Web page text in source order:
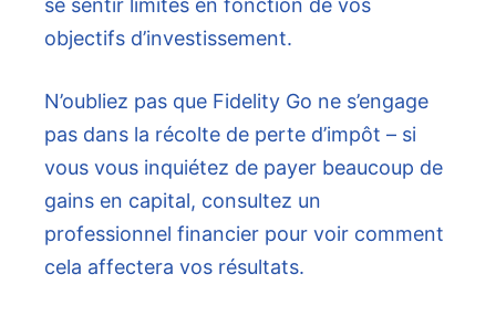
se sentir limités en fonction de vos
objectifs d’investissement.
N’oubliez pas que Fidelity Go ne s’engage
pas dans la récolte de perte d’impôt – si
vous vous inquiétez de payer beaucoup de
gains en capital, consultez un
professionnel financier pour voir comment
cela affectera vos résultats.